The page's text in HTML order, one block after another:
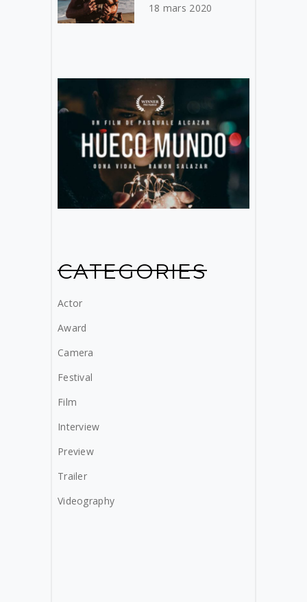
18 mars 2020
CATEGORIES
Actor
Award
Camera
Festival
Film
Interview
Preview
Trailer
Videography